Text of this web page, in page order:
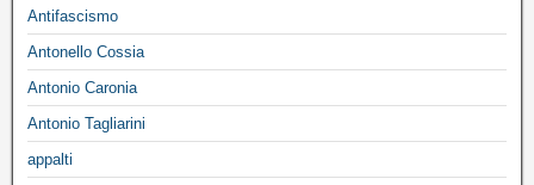
Antifascismo
Antonello Cossia
Antonio Caronia
Antonio Tagliarini
appalti